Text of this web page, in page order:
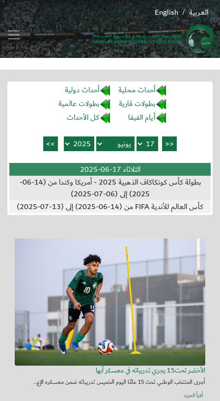
English / العربية
أحداث محلية
أحداث دولية
بطولات قارية
بطولات عالمية
أيام الفيفا
كل الأحداث
الثلاثاء 17-06-2025
بطولة كأس كونكاكاف الذهبية 2025 - أمريكا وكندا من (14-06-
2025) إلى (06-07-2025)
كأس العالم للأندية FIFA من (14-06-2025) إلى (13-07-2025)
الأخضر تحت15 يجري تدريباته في معسكر أبها
أجرى المنتخب الوطني تحت 15 عامًا اليوم الخميس تدريباته ضمن معسكره الإع...
أقرأ المزيد